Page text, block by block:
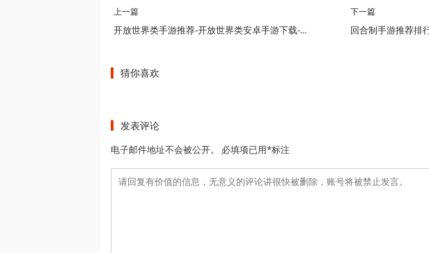
上一篇
开放世界类手游推荐-开放世界类安卓手游下载-开放世界手游有哪些
下一篇
猜你喜欢
发表评论
电子邮件地址不会被公开。 必填项已用*标注